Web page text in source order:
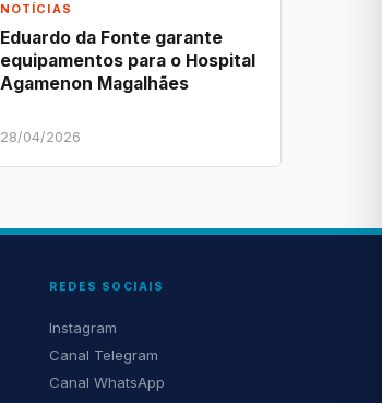
NOTÍCIAS
Eduardo da Fonte garante
equipamentos para o Hospital
Agamenon Magalhães
28/04/2026
REDES SOCIAIS
Instagram
Canal Telegram
Canal WhatsApp